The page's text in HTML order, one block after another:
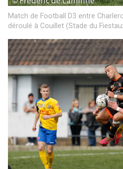
Match de Football D3 entre
déroulé à Couillet (Stade du